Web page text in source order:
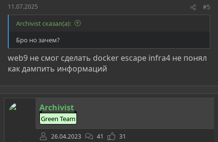
11.07.2025 #5
Archivist сказал(а):
Бро но зачем?
web9 не смог сделать docker escape infra4 не понял
как дампить информаций
Archivist
Green Team
26.04.2023 41
31